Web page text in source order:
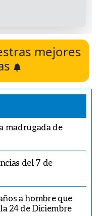
mejores
madrugada de
del 7 de
a hombre que
24 de Diciembre